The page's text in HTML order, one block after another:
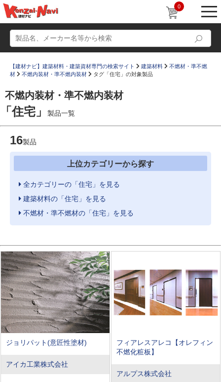
0
動画 ショールーム
かたなび
設計士インタビュー
お気に入り
【建材ナビ】建築材料・建築資材専門の検索サイト 建築材料
不燃材・準不燃
材
不燃内装材・準不燃内装材 タグ「住宅」の対象製品
不燃内装材・準不燃内装材
「住宅」 製品一覧
16製品
上位カテゴリーから探す
全カテゴリーの「住宅」を見る
建築材料の「住宅」を見る
不燃材・準不燃材の「住宅」を見る
ジョリパット(意匠性塗材)
アイカ工業株式会社
フィアレスアレコ【オレフィン
不燃化粧板】
アルプス株式会社